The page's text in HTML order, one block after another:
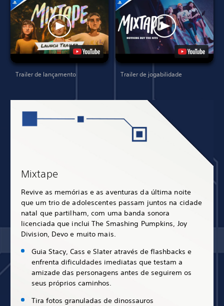
Trailer de lançamento Trailer de jogabilidade
Mixtape
Revive as memórias e as aventuras da última noite
que um trio de adolescentes passam juntos na cidade
natal que partilham, com uma banda sonora
licenciada que inclui The Smashing Pumpkins, Joy
Division, Devo e muito mais.
Guia Stacy, Cass e Slater através de flashbacks e
enfrenta dificuldades imediatas que testam a
amizade das personagens antes de seguirem os
seus próprios caminhos.
Tira fotos granuladas de dinossauros